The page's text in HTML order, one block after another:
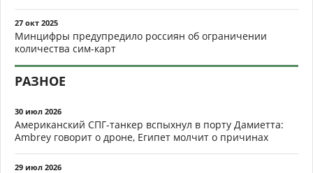
27 окт 2025
Минцифры предупредило россиян об ограничении
количества сим-карт
РАЗНОЕ
30 июл 2026
Американский СПГ-танкер вспыхнул в порту Дамиетта:
Ambrey говорит о дроне, Египет молчит о причинах
29 июл 2026